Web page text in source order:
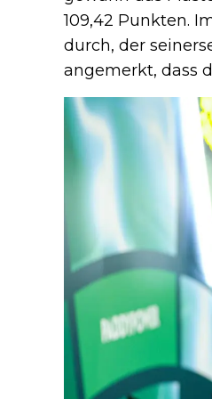
109,42 Punkten.
durch, der
angemerkt, dass